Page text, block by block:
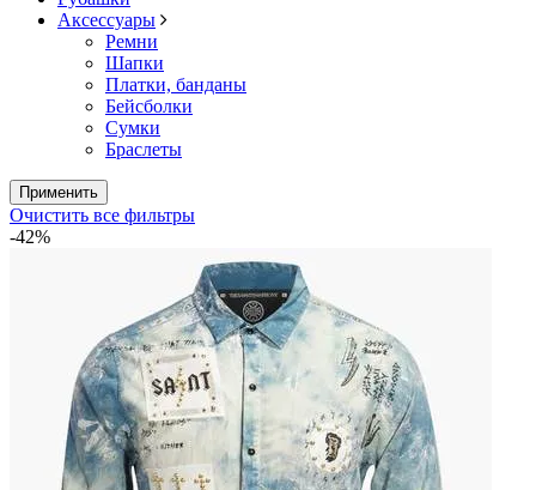
Аксессуары
Ремни
Шапки
Платки, банданы
Бейсболки
Сумки
Браслеты
Применить
Очистить все фильтры
-42%